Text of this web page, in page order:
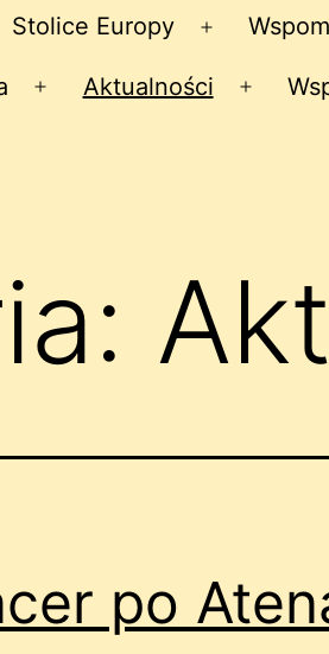
Stolice Europy
Rozwiń
menu
Rozwiń
Aktualności
Rozwiń
po